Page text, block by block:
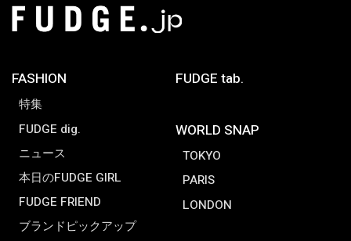
FASHION
特集
FUDGE dig.
ニュース
本日のFUDGE GIRL
FUDGE FRIEND
ブランドピックアップ
FUDGE tab.
WORLD SNAP
TOKYO
PARIS
LONDON